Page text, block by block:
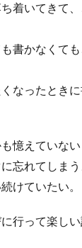
着いてきて
書かなくて
なったとき
憶えていな
忘れてしま
けていたい。
行って楽しい